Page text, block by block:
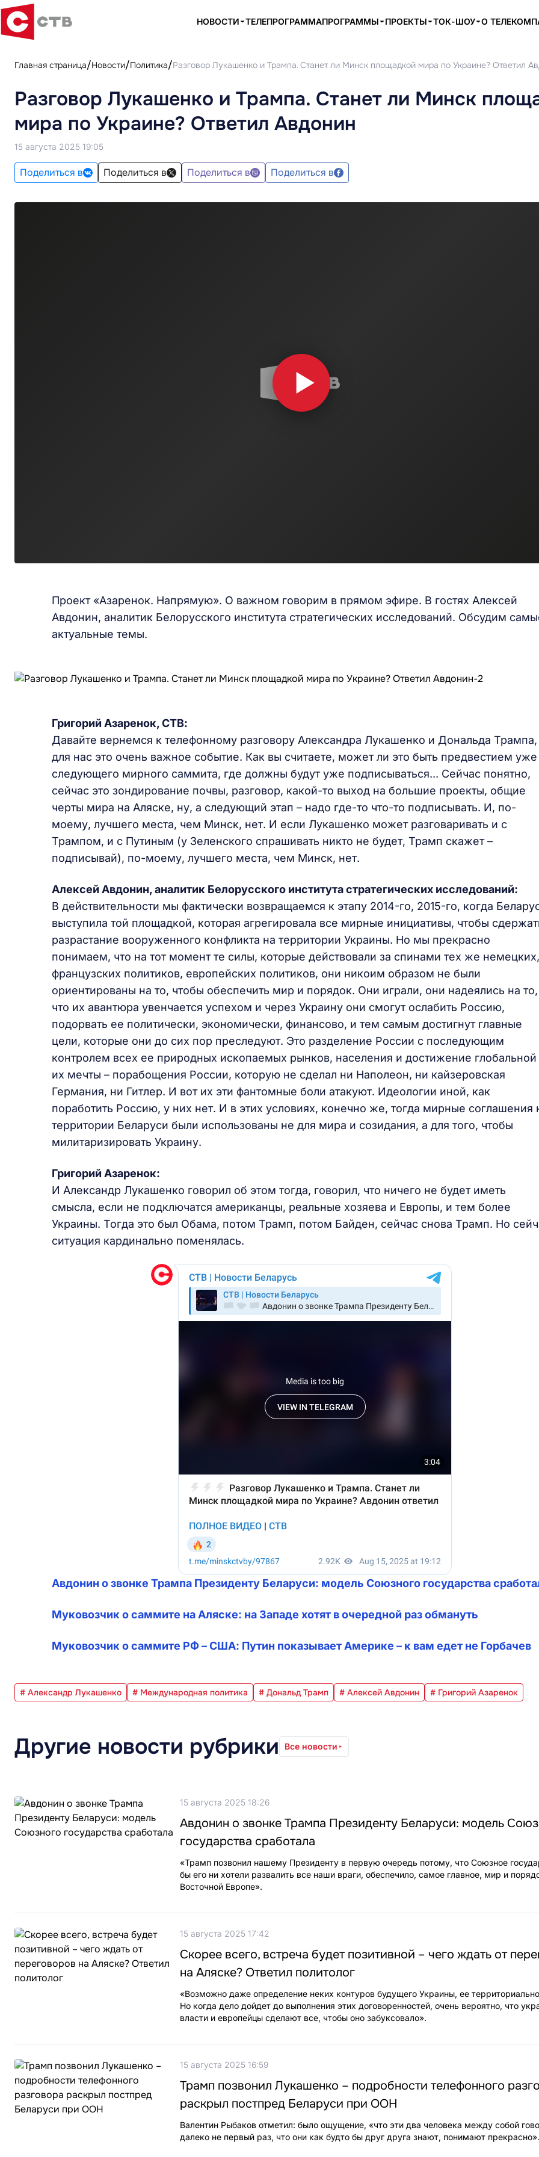
НОВОСТИ ТЕЛЕПРОГРАММАПРОГРАММЫ ПРОЕКТЫ ТОК-ШОУ О
Главная страница Новости Политика Разговор Лукашенко и Трампа. Станет ли Минск площадкой мира по Украине? Ответил
Разговор Лукашенко и Трампа. Станет ли Минск
мира по Украине? Ответил Авдонин
15 августа 2025 19:05
Поделиться в Поделиться в Поделиться в Поделиться в
Проект «Азаренок. Напрямую». О важном говорим в прямом эфире. В гостях Алексей
Авдонин, аналитик Белорусского института стратегических исследований. Обсудим
актуальные темы.
Григорий Азаренок, СТВ:
Давайте вернемся к телефонному разговору Александра Лукашенко и Дональда Трампа,
для нас это очень важное событие. Как вы считаете, может ли это быть предвестием уже
следующего мирного саммита, где должны будут уже подписываться... Сейчас понятно,
сейчас это зондирование почвы, разговор, какой-то выход на большие проекты, общие
черты мира на Аляске, ну, а следующий этап – надо где-то что-то подписывать. И, по-
моему, лучшего места, чем Минск, нет. И если Лукашенко может разговаривать и с
Трампом, и с Путиным (у Зеленского спрашивать никто не будет, Трамп скажет –
подписывай), по-моему, лучшего места, чем Минск, нет.
Алексей Авдонин, аналитик Белорусского института стратегических исследований:
В действительности мы фактически возвращаемся к этапу 2014-го, 2015-го, когда
выступила той площадкой, которая агрегировала все мирные инициативы, чтобы
разрастание вооруженного конфликта на территории Украины. Но мы прекрасно
понимаем, что на тот момент те силы, которые действовали за спинами тех же немецких,
французских политиков, европейских политиков, они никоим образом не были
ориентированы на то, чтобы обеспечить мир и порядок. Они играли, они надеялись на то,
что их авантюра увенчается успехом и через Украину они смогут ослабить Россию,
подорвать ее политически, экономически, финансово, и тем самым достигнут главные
цели, которые они до сих пор преследуют. Это разделение России с последующим
контролем всех ее природных ископаемых рынков, населения и достижение глобальной
их мечты – порабощения России, которую не сделал ни Наполеон, ни кайзеровская
Германия, ни Гитлер. И вот их эти фантомные боли атакуют. Идеологии иной, как
поработить Россию, у них нет. И в этих условиях, конечно же, тогда мирные соглашения
территории Беларуси были использованы не для мира и созидания, а для того, чтобы
милитаризировать Украину.
Григорий Азаренок:
И Александр Лукашенко говорил об этом тогда, говорил, что ничего не будет иметь
смысла, если не подключатся американцы, реальные хозяева и Европы, и тем более
Украины. Тогда это был Обама, потом Трамп, потом Байден, сейчас снова Трамп. Но
ситуация кардинально поменялась.
Авдонин о звонке Трампа Президенту Беларуси: модель Союзного государства
Муковозчик о саммите на Аляске: на Западе хотят в очередной раз обмануть
Муковозчик о саммите РФ – США: Путин показывает Америке – к вам едет не Горбачев
# Александр Лукашенко # Международная политика # Дональд Трамп # Алексей Авдонин # Григорий Азаренок
Другие новости рубрики Все новости
15 августа 2025 18:26
Авдонин о звонке Трампа Президенту Беларуси: модель
государства сработала
«Трамп позвонил нашему Президенту в первую очередь потому, что Союзное
бы его ни хотели развалить все наши враги, обеспечило, самое главное, мир и
Восточной Европе».
15 августа 2025 17:42
Скорее всего, встреча будет позитивной – чего ждать от
на Аляске? Ответил политолог
«Возможно даже определение неких контуров будущего Украины, ее
Но когда дело дойдет до выполнения этих договоренностей, очень вероятно, что
власти и европейцы сделают все, чтобы оно забуксовало».
15 августа 2025 16:59
Трамп позвонил Лукашенко – подробности телефонного
раскрыл постпред Беларуси при ООН
Валентин Рыбаков отметил: было ощущение, «что эти два человека между собой
далеко не первый раз, что они как будто бы друг друга знают, понимают прекрасно».